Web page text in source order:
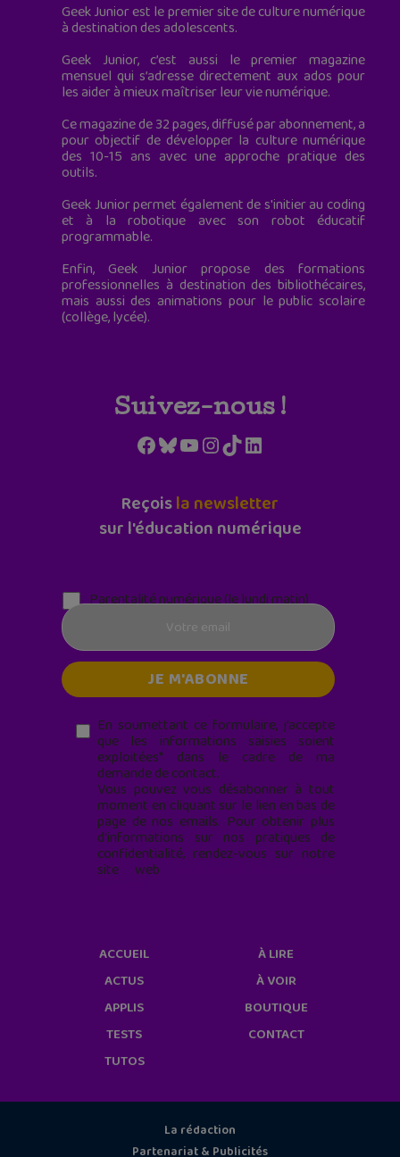
Geek Junior est le premier site de culture numérique
à destination des adolescents.
Geek Junior, c’est aussi le premier magazine
mensuel qui s’adresse directement aux ados pour
les aider à mieux maîtriser leur vie numérique.
Ce magazine de 32 pages, diffusé par abonnement, a
pour objectif de développer la culture numérique
des 10-15 ans avec une approche pratique des
outils.
Geek Junior permet également de s'initier au coding
et à la robotique avec son robot éducatif
programmable.
Enfin, Geek Junior propose des formations
professionnelles à destination des bibliothécaires,
mais aussi des animations pour le public scolaire
(collège, lycée).
Suivez-nous !
Facebook
Bluesky
YouTube
Instagram
TikTokLinkedIn
Reçoisla newsletter
sur l'éducation numérique
Parentalité numérique (le lundi matin)
En soumettant ce formulaire, j’accepte
que les informations saisies soient
exploitées* dans le cadre de ma
demande de contact.
Vous pouvez vous désabonner à tout
moment en cliquant sur le lien en bas de
page de nos emails. Pour obtenir plus
d'informations sur nos pratiques de
confidentialité, rendez-vous sur notre
site web
ACCUEIL
ACTUS
APPLIS
TESTS
TUTOS
À LIRE
À VOIR
BOUTIQUE
CONTACT
La rédaction
Partenariat & Publicités